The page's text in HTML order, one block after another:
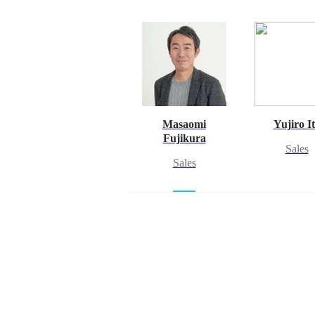
Masaomi
Fujikura
Sales
Yujiro
Sales